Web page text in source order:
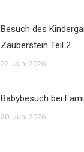
Besuch des
Zauberstein Teil 2
22. Juni 2026
Babybesuch bei
20. Juni 2026